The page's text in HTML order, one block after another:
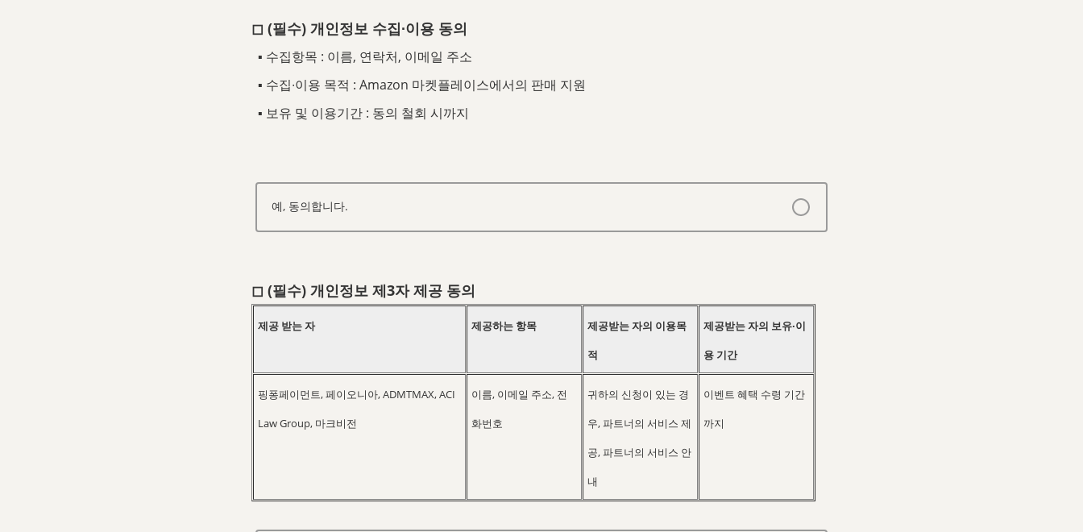
◻︎ (필수) 개인정보 수집∙이용 동의
▪ 수집항목 : 이름, 연락처, 이메일 주소
▪ 수집∙이용 목적 : Amazon 마켓플레이스에서의 판매 지원
▪ 보유 및 이용기간 : 동의 철회 시까지
예, 동의합니다.
◻︎ (필수) 개인정보 제3자 제공 동의
제공 받는 자 제공하는 항목
제공받는 자의 이용목
적
제공받는 자의 보유∙이
용 기간
핑퐁페이먼트, 페이오니아, ADMTMAX, ACI
Law Group, 마크비전
이름, 이메일 주소, 전
화번호
귀하의 신청이 있는 경
우, 파트너의 서비스 제
공, 파트너의 서비스 안
내
이벤트 혜택 수령 기간
까지